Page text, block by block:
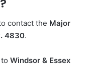
contact the Major
4830.
Windsor & Essex